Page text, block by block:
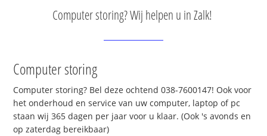
Computer storing? Wij helpen u in Zalk!
Computer storing
Computer storing? Bel deze ochtend 038-7600147! Ook voor
het onderhoud en service van uw computer, laptop of pc
staan wij 365 dagen per jaar voor u klaar. (Ook 's avonds en
op zaterdag bereikbaar)